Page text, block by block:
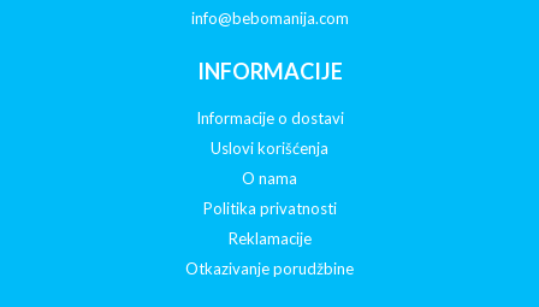
info@bebomanija.com
INFORMACIJE
Informacije o dostavi
Uslovi korišćenja
O nama
Politika privatnosti
Reklamacije
Otkazivanje porudžbine